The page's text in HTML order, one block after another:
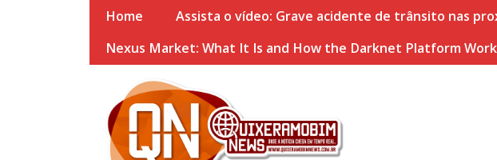
Home Assista o vídeo: Grave acidente de trânsito nas
Nexus Market: What It Is and How the Darknet Platform